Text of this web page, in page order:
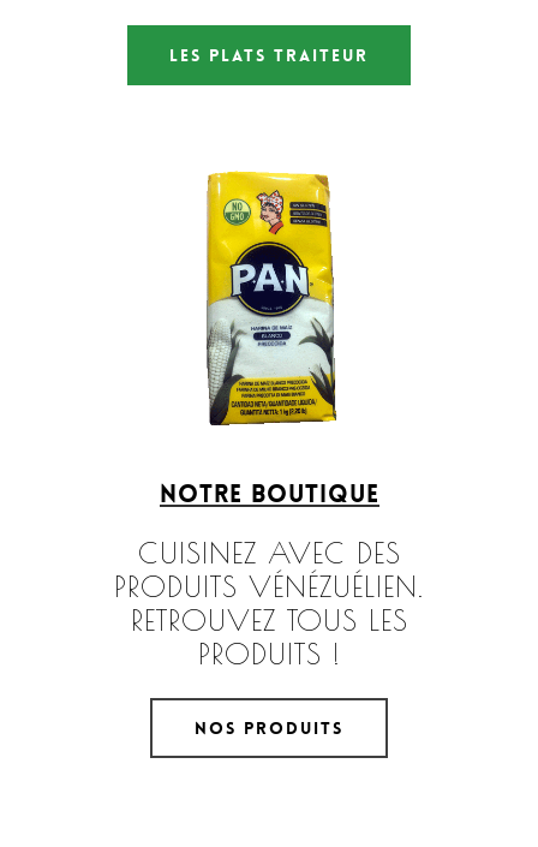
les plats traiteur
Notre boutique
CUISINEZ AVEC DES
PRODUITS VÉNÉZUÉLIEN.
RETROUVEZ TOUS LES
PRODUITS !
Nos produits